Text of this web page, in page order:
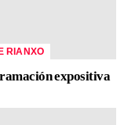
RIANXO
expositiva